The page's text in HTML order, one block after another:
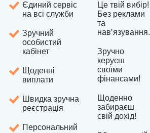
Єдиний сервіс
на всі служби
Зручний
особистий
кабінет
Щоденні
виплати
Швидка зручна
реєстрація
Персональний
Це твій вибір!
Без реклами
та
навʼязування.
Зручно
керуєш
своїми
фінансами!
Щоденно
забираєш
свій дохід!